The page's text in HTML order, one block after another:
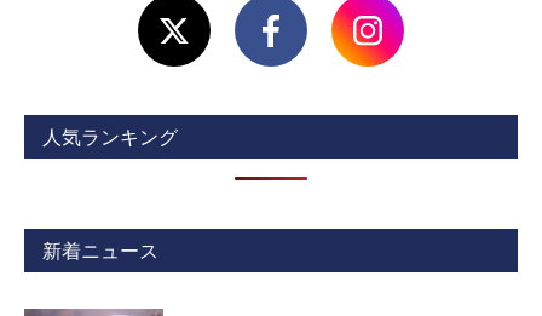
人気ランキング
新着ニュース